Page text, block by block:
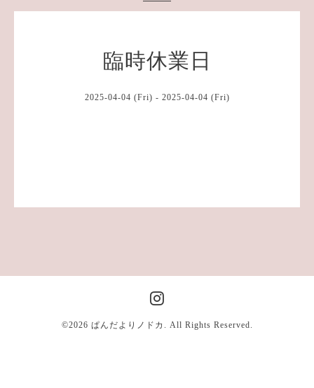
臨時休業日
2025-04-04 (Fri) - 2025-04-04 (Fri)
©2026 ぱんだよりノドカ . All Rights Reserved.